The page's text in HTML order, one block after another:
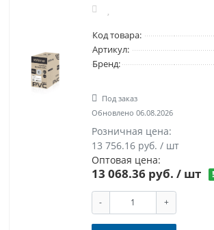
Код товара:
Артикул:
Бренд:
Под заказ
Обновлено 06.08.2026
Розничная цена:
13 756.16 руб. / шт
Оптовая цена:
13 068.36 руб. / шт !
- +